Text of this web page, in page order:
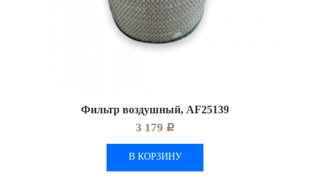
Фильтр воздушный, AF25139
3 179 Р
В КОРЗИНУ